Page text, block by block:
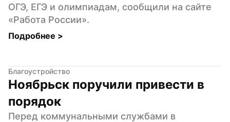
ОГЭ, ЕГЭ и олимпиадам, сообщили на сайте
«Работа России».
Подробнее >
Благоустройство
Ноябрьск поручили привести в
порядок
Перед коммунальными службами в